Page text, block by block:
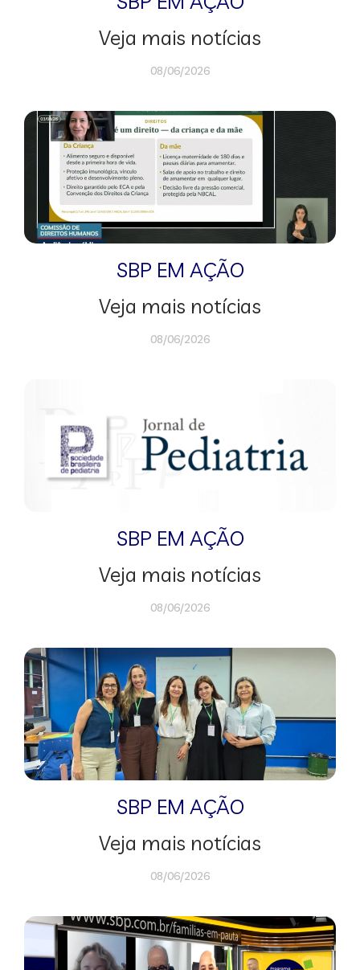
Veja mais notícias
08/06/2026
SBP EM AÇÃO
Veja mais notícias
08/06/2026
SBP EM AÇÃO
Veja mais notícias
08/06/2026
SBP EM AÇÃO
Veja mais notícias
08/06/2026